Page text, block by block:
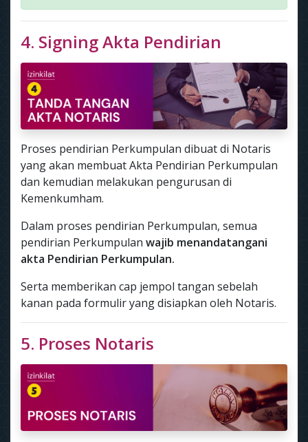
4. Signing Akta Pendirian
Proses pendirian Perkumpulan dibuat di Notaris
yang akan membuat Akta Pendirian Perkumpulan
dan kemudian melakukan pengurusan di
Kemenkumham.
Dalam proses pendirian Perkumpulan, semua
pendirian Perkumpulan wajib menandatangani
akta Pendirian Perkumpulan.
Serta memberikan cap jempol tangan sebelah
kanan pada formulir yang disiapkan oleh Notaris.
5. Proses Notaris